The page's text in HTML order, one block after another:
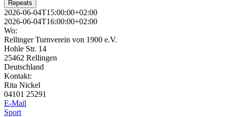
Repeats
2026-06-04T15:00:00+02:00
2026-06-04T16:00:00+02:00
Wo:
Rellinger Turnverein von 1900 e.V.
Hohle Str. 14
25462 Rellingen
Deutschland
Kontakt:
Rita Nickel
04101 25291
E-Mail
Sport